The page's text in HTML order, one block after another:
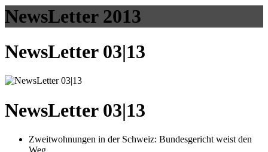
NewsLetter 2013
NewsLetter 03|13
NewsLetter 03|13
Zweitwohnungen in der Schweiz: Bundesgericht weist den